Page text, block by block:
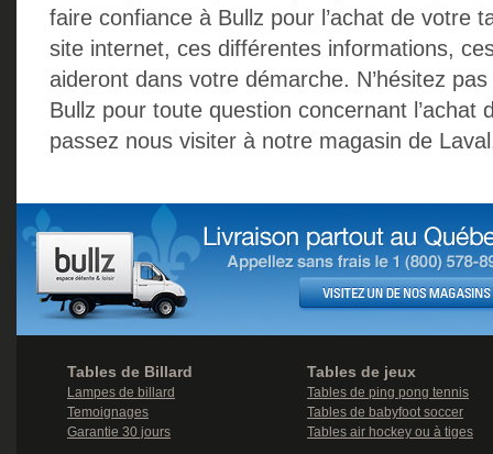
faire confiance à Bullz pour l’achat de votre
site internet, ces différentes informations,
aideront dans votre démarche. N’hésitez
Bullz pour toute question concernant l’achat
passez nous visiter à notre magasin de
Tables de Billard
Lampes de billard
Temoignages
Garantie 30 jours
Tables de jeux
Tables de ping pong tennis
Tables de babyfoot soccer
Tables air hockey ou à tiges